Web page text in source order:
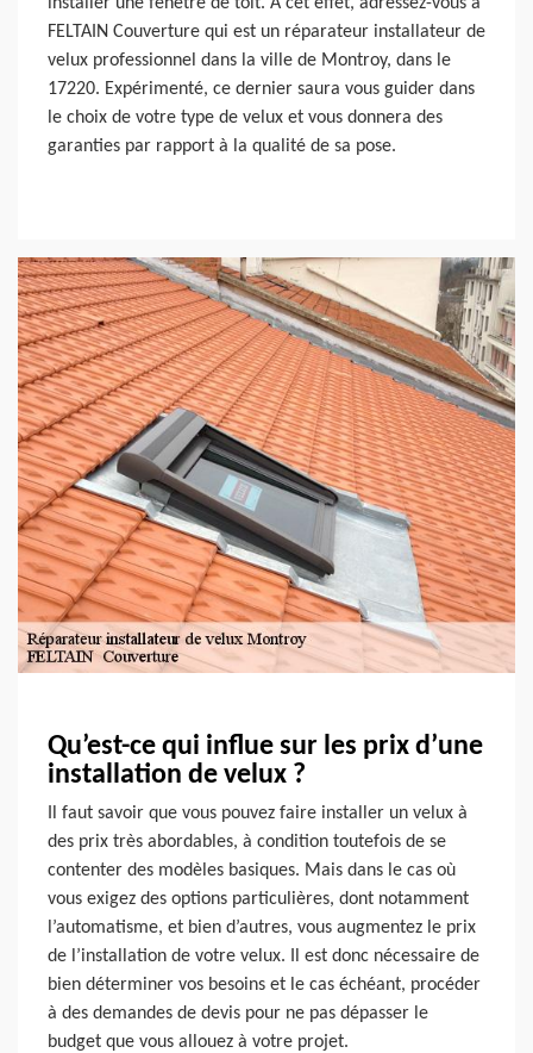
installer une fenêtre de toit. A cet effet, adressez-vous à
FELTAIN Couverture qui est un réparateur installateur de
velux professionnel dans la ville de Montroy, dans le
17220. Expérimenté, ce dernier saura vous guider dans
le choix de votre type de velux et vous donnera des
garanties par rapport à la qualité de sa pose.
Qu’est-ce qui influe sur les prix d’une
installation de velux ?
Il faut savoir que vous pouvez faire installer un velux à
des prix très abordables, à condition toutefois de se
contenter des modèles basiques. Mais dans le cas où
vous exigez des options particulières, dont notamment
l’automatisme, et bien d’autres, vous augmentez le prix
de l’installation de votre velux. Il est donc nécessaire de
bien déterminer vos besoins et le cas échéant, procéder
à des demandes de devis pour ne pas dépasser le
budget que vous allouez à votre projet.